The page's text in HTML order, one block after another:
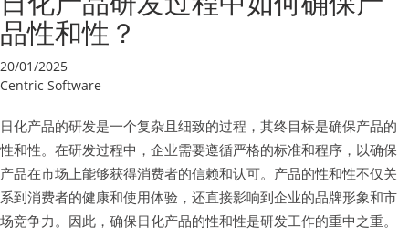
品性和性？
20/01/2025
Centric Software
日化产品的研发是一个复杂且细致的过程，其终目标是确保产品的
性和性。在研发过程中，企业需要遵循严格的标准和程序，以确保
产品在市场上能够获得消费者的信赖和认可。产品的性和性不仅关
系到消费者的健康和使用体验，还直接影响到企业的品牌形象和市
场竞争力。因此，确保日化产品的性和性是研发工作的重中之重。